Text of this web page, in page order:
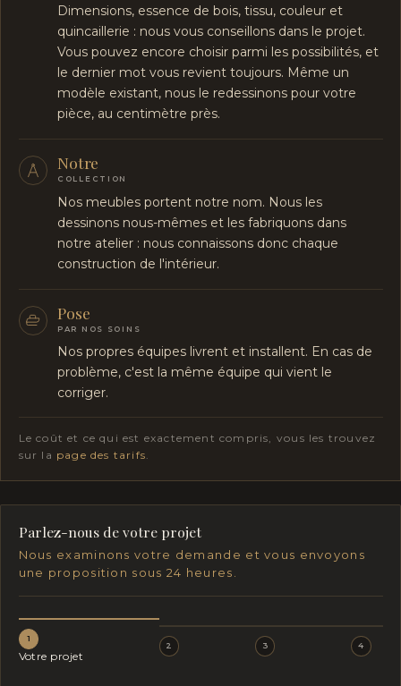
Dimensions, essence de bois, tissu, couleur et
quincaillerie : nous vous conseillons dans le projet.
Vous pouvez encore choisir parmi les possibilités, et
le dernier mot vous revient toujours. Même un
modèle existant, nous le redessinons pour votre
pièce, au centimètre près.
Notre
COLLECTION
Nos meubles portent notre nom. Nous les
dessinons nous-mêmes et les fabriquons dans
notre atelier : nous connaissons donc chaque
construction de l'intérieur.
Pose
PAR NOS SOINS
Nos propres équipes livrent et installent. En cas de
problème, c'est la même équipe qui vient le
corriger.
Le coût et ce qui est exactement compris, vous les trouvez
sur la page des tarifs
Parlez-nous de votre projet
Nous examinons votre demande et vous envoyons
une proposition sous 24 heures.
1
Votre projet
2 3 4